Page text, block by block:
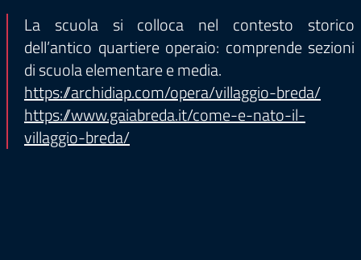
La scuola si colloca nel contesto storico
dell’antico quartiere operaio: comprende sezioni
di scuola elementare e media.
https://archidiap.com/opera/villaggio-breda/
https://www.gaiabreda.it/come-e-nato-il-
villaggio-breda/